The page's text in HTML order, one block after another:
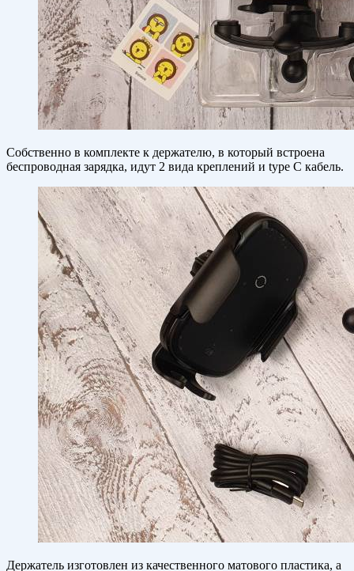
Собственно в комплекте к держателю, в который встроена
беспроводная зарядка, идут 2 вида креплений и type C кабель.
Держатель изготовлен из качественного матового пластика, а